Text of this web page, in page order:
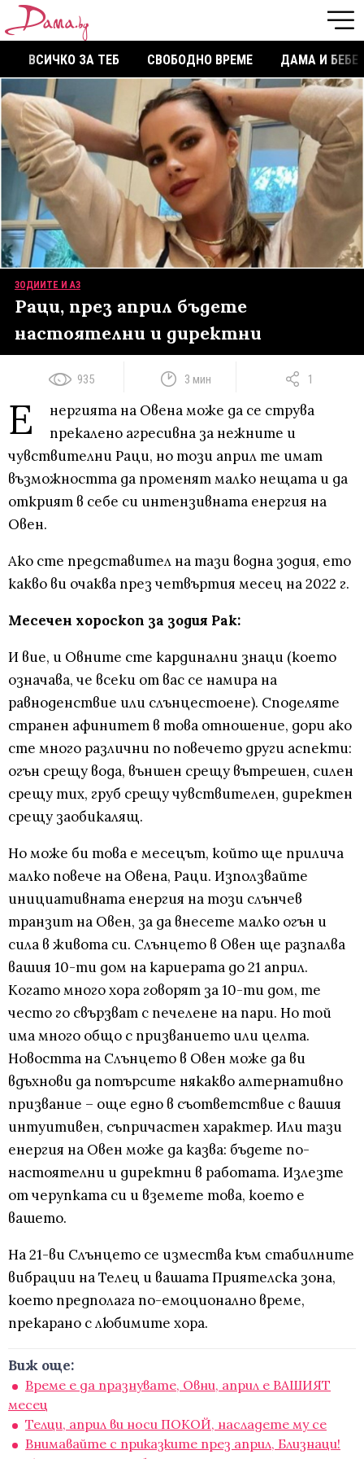
ВСИЧКО ЗА ТЕБ СВОБОДНО ВРЕМЕ ДАМА И БЕБЕ
ЗОДИИТЕ И АЗ
Раци, през април бъдете
настоятелни и директни
935 3 мин 1
Е
нергията на Овена може да се струва
прекалено агресивна за нежните и
чувствителни Раци, но този април те имат
възможността да променят малко нещата и да
открият в себе си интензивната енергия на
Овен.
Ако сте представител на тази водна зодия, ето
какво ви очаква през четвъртия месец на 2022 г.
Месечен хороскоп за зодия Рак:
И вие, и Овните сте кардинални знаци (което
означава, че всеки от вас се намира на
равноденствие или слънцестоене). Споделяте
странен афинитет в това отношение, дори ако
сте много различни по повечето други аспекти:
огън срещу вода, външен срещу вътрешен, силен
срещу тих, груб срещу чувствителен, директен
срещу заобикалящ.
Но може би това е месецът, който ще прилича
малко повече на Овена, Раци. Използвайте
инициативната енергия на този слънчев
транзит на Овен, за да внесете малко огън и
сила в живота си. Слънцето в Овен ще разпалва
вашия 10-ти дом на кариерата до 21 април.
Когато много хора говорят за 10-ти дом, те
често го свързват с печелене на пари. Но той
има много общо с призванието или целта.
Новостта на Слънцето в Овен може да ви
вдъхнови да потърсите някакво алтернативно
призвание – още едно в съответствие с вашия
интуитивен, съпричастен характер. Или тази
енергия на Овен може да казва: бъдете по-
настоятелни и директни в работата. Излезте
от черупката си и вземете това, което е
вашето.
На 21-ви Слънцето се измества към стабилните
вибрации на Телец и вашата Приятелска зона,
което предполага по-емоционално време,
прекарано с любимите хора.
Виж още:
Време е да празнувате, Овни, април е ВАШИЯТ
месец
Телци, април ви носи ПОКОЙ, насладете му се
Внимавайте с приказките през април, Близнаци!